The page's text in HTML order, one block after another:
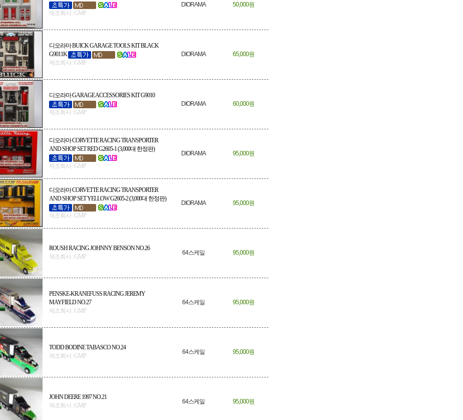
제조회사 : GMP
DIORAMA 50,000원
디오라마 BUICK GARAGE TOOLS KIT BLACK
G9011K
제조회사 : GMP
DIORAMA 65,000원
디오라마 GARAGE ACCESSORIES KIT G9010
제조회사 : GMP
DIORAMA 60,000원
디오라마 CORVETTE RACING TRANSPORTER
AND SHOP SET RED G2605-1 (3,000대 한정판)
제조회사 : GMP
DIORAMA 95,000원
디오라마 CORVETTE RACING TRANSPORTER
AND SHOP SET YELLOW G2605-2 (3,000대 한정판)
제조회사 : GMP
DIORAMA 95,000원
ROUSH RACING JOHNNY BENSON NO.26
제조회사 : GMP
64스케일 95,000원
PENSKE-KRANEFUSS RACING JEREMY
MAYFIELD NO.27
제조회사 : GMP
64스케일 95,000원
TODD BODINE TABASCO NO.24
제조회사 : GMP
64스케일 95,000원
JOHN DEERE 1997 NO.21
제조회사 : GMP
64스케일 95,000원